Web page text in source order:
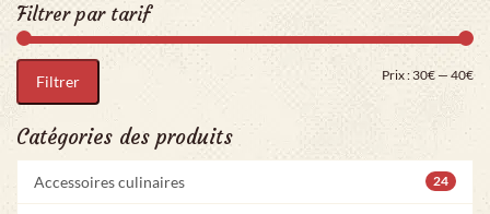
Filtrer par tarif
Filtrer Prix : 30€ — 40€
Catégories des produits
Accessoires culinaires 24